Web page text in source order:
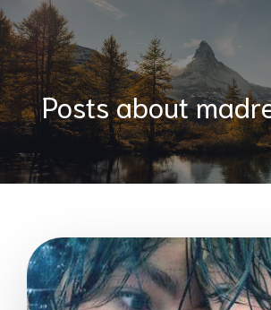
Posts about